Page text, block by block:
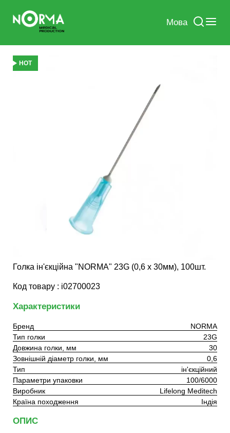
Мова
HOT
Голка ін'єкційна "NORMA" 23G (0,6 х 30мм), 100шт.
Код товару : i02700023
Характеристики
Бренд
NORMA
Тип голки
23G
Довжина голки, мм
30
Зовнішній діаметр голки, мм
0,6
Тип
ін'єкційний
Параметри упаковки
100/6000
Виробник
Lifelong Meditech
Країна походження
Індія
ОПИС